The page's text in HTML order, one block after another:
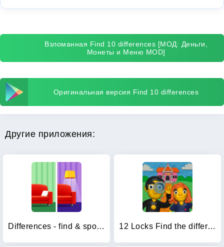
Взломанная Find 10 differences [МОД: Деньги,
Монеты и Меню MOD]
Оригинальная версия Find 10 differences
Другие приложения:
Differences - find & spot them 12 Locks Find the differences